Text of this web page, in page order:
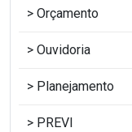
Orçamento
Ouvidoria
Planejamento
PREVI